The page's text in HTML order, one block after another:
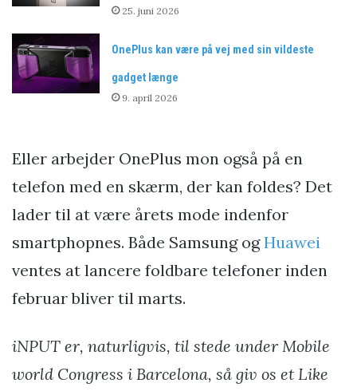
25. juni 2026
OnePlus kan være på vej med sin vildeste
gadget længe
9. april 2026
Eller arbejder OnePlus mon også på en
telefon med en skærm, der kan foldes? Det
lader til at være årets mode indenfor
smartphopnes. Både Samsung ogHuawei
ventes at lancere foldbare telefoner inden
februar bliver til marts.
iNPUT er, naturligvis, til stede under Mobile
world Congress i Barcelona, så giv os et Like